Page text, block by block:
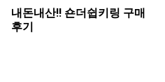
내돈내산!! 숀더쉽키링 구매
후기